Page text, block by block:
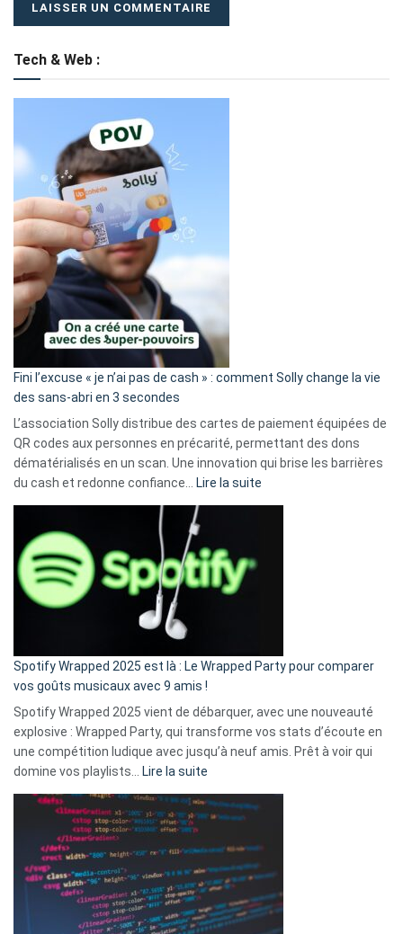
Tech & Web :
Fini l’excuse « je n’ai pas de cash » : comment Solly change la vie
des sans-abri en 3 secondes
L’association Solly distribue des cartes de paiement équipées de
QR codes aux personnes en précarité, permettant des dons
dématérialisés en un scan. Une innovation qui brise les barrières
du cash et redonne confiance… Lire la suite
Fini
»
Solly
change
la
des
3
secondes
Spotify Wrapped 2025 est là : Le Wrapped Party pour comparer
vos goûts musicaux avec 9 amis !
Spotify Wrapped 2025 vient de débarquer, avec une nouveauté
explosive : Wrapped Party, qui transforme vos stats d’écoute en
une compétition ludique avec jusqu’à neuf amis. Prêt à voir qui
domine vos playlists… Lire la suite
Spotify
Wrapped
est
là
:
Le
Wrapped